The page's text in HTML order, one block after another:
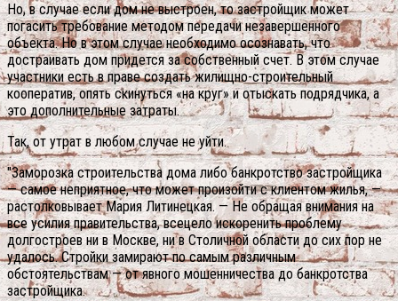
Но, в случае если дом не выстроен, то застройщик может
погасить требование методом передачи незавершенного
объекта. Но в этом случае необходимо осознавать, что
достраивать дом придется за собственный счет. В этом случае
участники есть в праве создать жилищно-строительный
кооператив, опять скинуться «на круг» и отыскать подрядчика, а
это дополнительные затраты.
Так, от утрат в любом случае не уйти.
"Заморозка строительства дома либо банкротство застройщика
— самое неприятное, что может произойти с клиентом жилья, —
растолковывает Мария Литинецкая. — Не обращая внимания на
все усилия правительства, всецело искоренить проблему
долгостроев ни в Москве, ни в Столичной области до сих пор не
удалось. Стройки замирают по самым различным
обстоятельствам — от явного мошенничества до банкротства
застройщика.